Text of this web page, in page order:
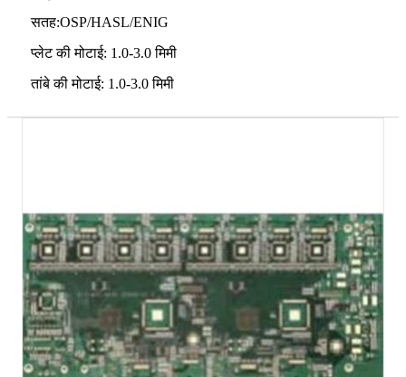
सतह:OSP/HASL/ENIG
प्लेट की मोटाई: 1.0-3.0 मिमी
तांबे की मोटाई: 1.0-3.0 मिमी